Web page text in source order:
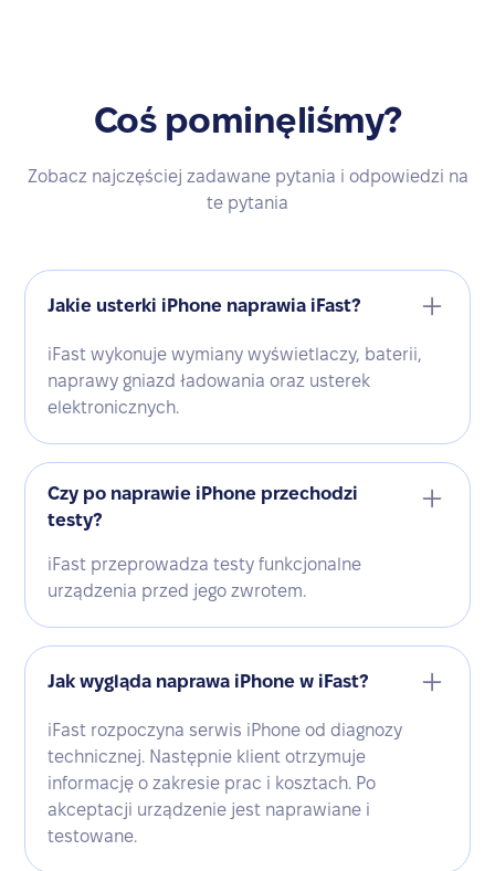
Coś pominęliśmy?
Zobacz najczęściej zadawane pytania i odpowiedzi na
te pytania
Jakie usterki iPhone naprawia iFast?
iFast wykonuje wymiany wyświetlaczy, baterii,
naprawy gniazd ładowania oraz usterek
elektronicznych.
Czy po naprawie iPhone przechodzi
testy?
iFast przeprowadza testy funkcjonalne
urządzenia przed jego zwrotem.
Jak wygląda naprawa iPhone w iFast?
iFast rozpoczyna serwis iPhone od diagnozy
technicznej. Następnie klient otrzymuje
informację o zakresie prac i kosztach. Po
akceptacji urządzenie jest naprawiane i
testowane.